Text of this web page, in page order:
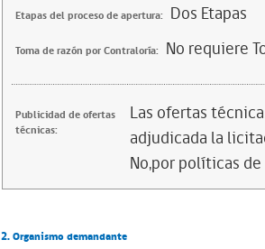
Etapas del proceso de apertura: Dos Etapas
Toma de razón por Contraloría: No requiere
Publicidad de ofertas
técnicas:
Las ofertas
adjudicada la
No,por políticas
2. Organismo demandante